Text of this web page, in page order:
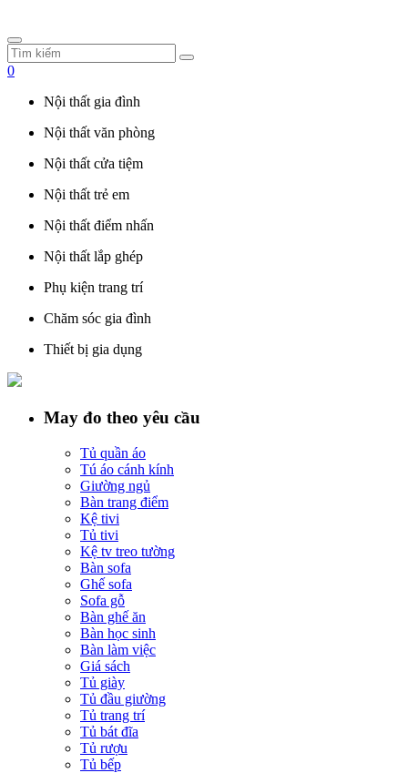
0
Nội thất gia đình
Nội thất văn phòng
Nội thất cửa tiệm
Nội thất trẻ em
Nội thất điểm nhấn
Nội thất lắp ghép
Phụ kiện trang trí
Chăm sóc gia đình
Thiết bị gia dụng
May đo theo yêu cầu
Tủ quần áo
Tú áo cánh kính
Giường ngủ
Bàn trang điểm
Kệ tivi
Tủ tivi
Kệ tv treo tường
Bàn sofa
Ghế sofa
Sofa gỗ
Bàn ghế ăn
Bàn học sinh
Bàn làm việc
Giá sách
Tủ giày
Tủ đầu giường
Tủ trang trí
Tủ bát đĩa
Tủ rượu
Tủ bếp